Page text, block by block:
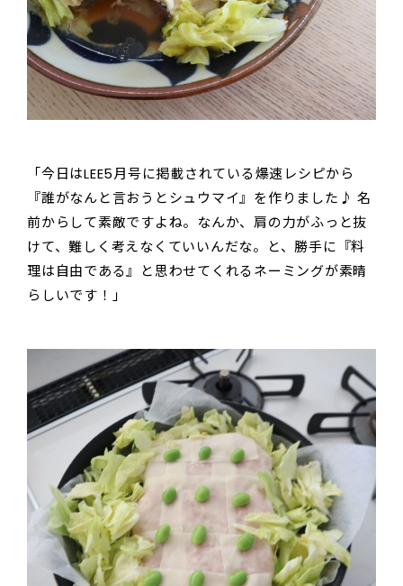
「今日はLEE5月号に掲載されている爆速レシピから
『誰がなんと言おうとシュウマイ』を作りました♪ 名
前からして素敵ですよね。なんか、肩の力がふっと抜
けて、難しく考えなくていいんだな。と、勝手に『料
理は自由である』と思わせてくれるネーミングが素晴
らしいです！」